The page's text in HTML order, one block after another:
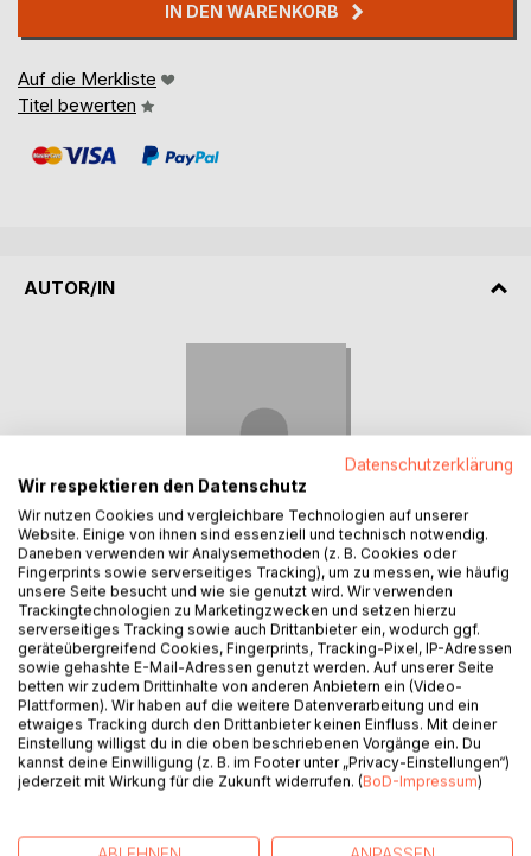
IN DEN WARENKORB
Auf die Merkliste
Titel bewerten
AUTOR/IN
Hannelore Mishal
Hannelore Mishal wurde 1924 in Mülheim/Ruhr geboren.
Ihre Kindheit verbrachte sie im Ruhrgebiet und im Umkreis
von Hannover. Da sie zeitbedingt aus wirtschaftlichen
Gründen das Gymnasium nicht beenden durfte, musste
sie sich selbst unterrichten. Sie las viel und begann zu
Seit dem Tod ihres Mannes (2005) lebt Hannelore Mishal
Datenschutzerklärung
Wir respektieren den Datenschutz
Wir nutzen Cookies und vergleichbare Technologien auf unserer
Website. Einige von ihnen sind essenziell und technisch notwendig.
Daneben verwenden wir Analysemethoden (z. B. Cookies oder
Fingerprints sowie serverseitiges Tracking), um zu messen, wie häufig
unsere Seite besucht und wie sie genutzt wird. Wir verwenden
Trackingtechnologien zu Marketingzwecken und setzen hierzu
serverseitiges Tracking sowie auch Drittanbieter ein, wodurch ggf.
geräteübergreifend Cookies, Fingerprints, Tracking-Pixel, IP-Adressen
sowie gehashte E-Mail-Adressen genutzt werden. Auf unserer Seite
betten wir zudem Drittinhalte von anderen Anbietern ein (Video-
Plattformen). Wir haben auf die weitere Datenverarbeitung und ein
etwaiges Tracking durch den Drittanbieter keinen Einfluss. Mit deiner
Einstellung willigst du in die oben beschriebenen Vorgänge ein. Du
kannst deine Einwilligung (z. B. im Footer unter „Privacy-Einstellungen“)
jederzeit mit Wirkung für die Zukunft widerrufen. (BoD-Impressum)